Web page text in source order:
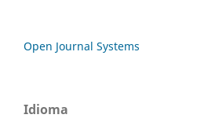
Open Journal Systems
Idioma